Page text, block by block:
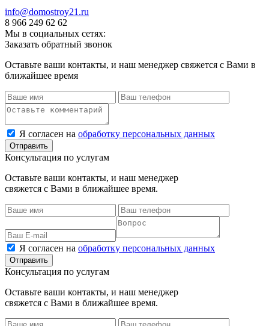
info@domostroy21.ru
8 966 249 62 62
Мы в социальных сетях:
Заказать обратный звонок
Оставьте ваши контакты, и наш менеджер свяжется с Вами в
ближайшее время
Я согласен на обработку персональных данных
Консультация по услугам
Оставьте ваши контакты, и наш менеджер
свяжется с Вами в ближайшее время.
Я согласен на обработку персональных данных
Консультация по услугам
Оставьте ваши контакты, и наш менеджер
свяжется с Вами в ближайшее время.